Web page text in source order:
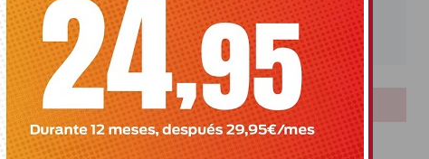
alcanzar el
fuertes de
LOTERIAS
Bonoloto